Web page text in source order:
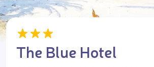
The Blue Hotel